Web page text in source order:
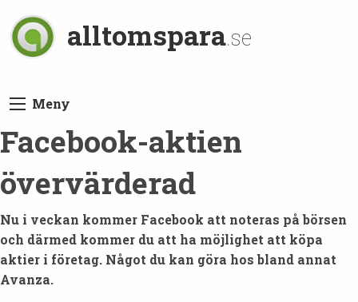
alltomspara.se
Meny
Facebook-aktien
övervärderad
Nu i veckan kommer Facebook att noteras på börsen
och därmed kommer du att ha möjlighet att köpa
aktier i företag. Något du kan göra hos bland annat
Avanza.